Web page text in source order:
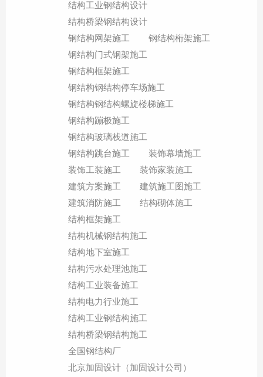
结构工业钢结构设计
结构桥梁钢结构设计
钢结构网架施工
钢结构桁架施工
钢结构门式钢架施工
钢结构框架施工
钢结构钢结构停车场施工
钢结构钢结构螺旋楼梯施工
钢结构蹦极施工
钢结构玻璃栈道施工
钢结构跳台施工
装饰幕墙施工
装饰工装施工
装饰家装施工
建筑方案施工
建筑施工图施工
建筑消防施工
结构砌体施工
结构框架施工
结构机械钢结构施工
结构地下室施工
结构污水处理池施工
结构工业装备施工
结构电力行业施工
结构工业钢结构施工
结构桥梁钢结构施工
全国钢结构厂
北京加固设计（加固设计公司）